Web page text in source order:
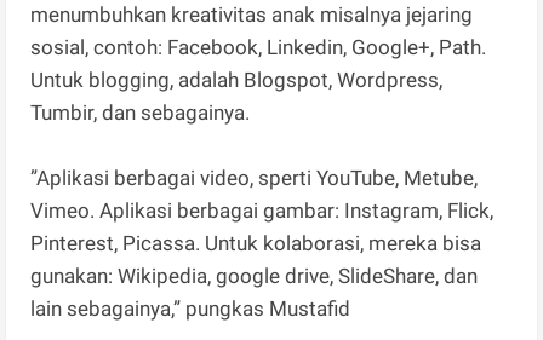
menumbuhkan kreativitas anak misalnya jejaring
sosial, contoh: Facebook, Linkedin, Google+, Path.
Untuk blogging, adalah Blogspot, Wordpress,
Tumbir, dan sebagainya.
”Aplikasi berbagai video, sperti YouTube, Metube,
Vimeo. Aplikasi berbagai gambar: Instagram, Flick,
Pinterest, Picassa. Untuk kolaborasi, mereka bisa
gunakan: Wikipedia, google drive, SlideShare, dan
lain sebagainya,” pungkas Mustafid